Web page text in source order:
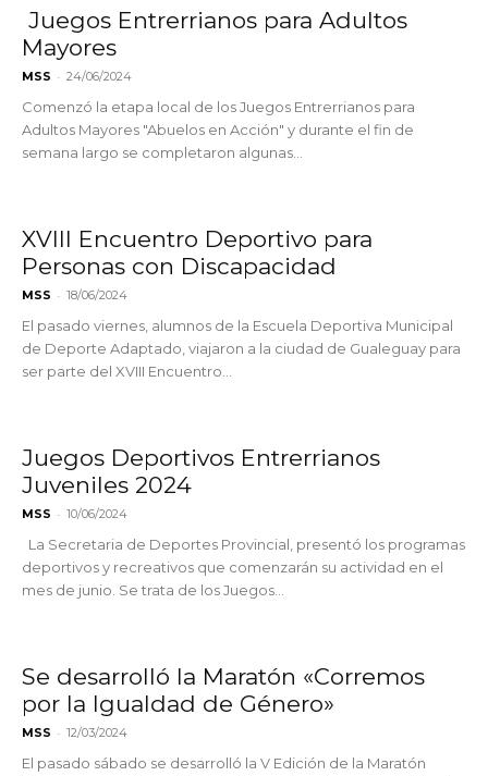
Juegos Entrerrianos para Adultos
Mayores
MSS - 24/06/2024
Comenzó la etapa local de los Juegos Entrerrianos para
Adultos Mayores "Abuelos en Acción" y durante el fin de
semana largo se completaron algunas...
XVIII Encuentro Deportivo para
Personas con Discapacidad
MSS - 18/06/2024
El pasado viernes, alumnos de la Escuela Deportiva Municipal
de Deporte Adaptado, viajaron a la ciudad de Gualeguay para
ser parte del XVIII Encuentro...
Juegos Deportivos Entrerrianos
Juveniles 2024
MSS - 10/06/2024
La Secretaria de Deportes Provincial, presentó los programas
deportivos y recreativos que comenzarán su actividad en el
mes de junio. Se trata de los Juegos...
Se desarrolló la Maratón «Corremos
por la Igualdad de Género»
MSS - 12/03/2024
El pasado sábado se desarrolló la V Edición de la Maratón